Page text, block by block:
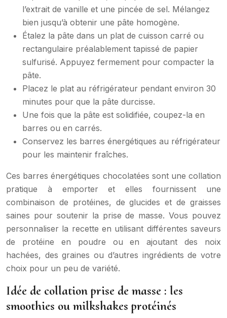
l’extrait de vanille et une pincée de sel. Mélangez
bien jusqu’à obtenir une pâte homogène.
Étalez la pâte dans un plat de cuisson carré ou
rectangulaire préalablement tapissé de papier
sulfurisé. Appuyez fermement pour compacter la
pâte.
Placez le plat au réfrigérateur pendant environ 30
minutes pour que la pâte durcisse.
Une fois que la pâte est solidifiée, coupez-la en
barres ou en carrés.
Conservez les barres énergétiques au réfrigérateur
pour les maintenir fraîches.
Ces barres énergétiques chocolatées sont une collation
pratique à emporter et elles fournissent une
combinaison de protéines, de glucides et de graisses
saines pour soutenir la prise de masse. Vous pouvez
personnaliser la recette en utilisant différentes saveurs
de protéine en poudre ou en ajoutant des noix
hachées, des graines ou d’autres ingrédients de votre
choix pour un peu de variété.
Idée de collation prise de masse : les
smoothies ou milkshakes protéinés